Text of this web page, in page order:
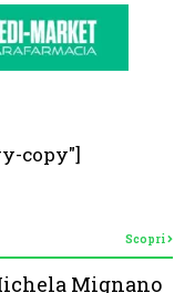
copy"]
Scopri
Mignano